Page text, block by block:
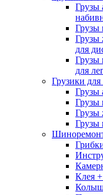
Грузы
Грузы
для
Грузы
для
Грузики
Грузы
Грузы
Грузы
Грузы
Клея